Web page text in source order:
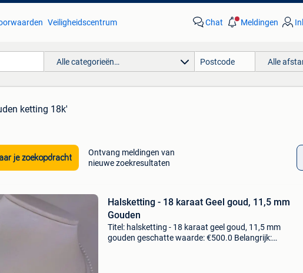
Veiligheidscentrum Chat Meldingen
Alle categorieën… Alle
ketting 18k'
je zoekopdracht
Ontvang meldingen van
nieuwe zoekresultaten
Halsketting - 18 karaat Geel goud, 11,5 mm
Gouden
Titel: halsketting - 18 karaat geel goud, 11,5 mm
gouden geschatte waarde: €500.0 Belangrijk: